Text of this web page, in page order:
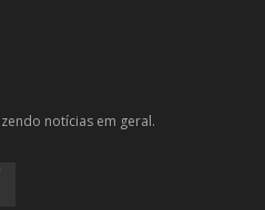
notícias em geral.